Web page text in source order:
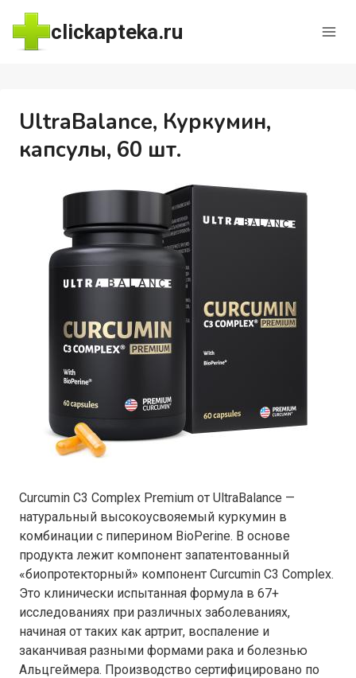
Перейти
содержимому
clickapteka.ru
UltraBalance, Куркумин,
капсулы, 60 шт.
Curcumin C3 Complex Premium от UltraBalance —
натуральный высокоусвояемый куркумин в
комбинации с пиперином BioPerine. В основе
продукта лежит компонент запатентованный
«биопротекторный» компонент Curcumin C3 Complex.
Это клинически испытанная формула в 67+
исследованиях при различных заболеваниях,
начиная от таких как артрит, воспаление и
заканчивая разными формами рака и болезнью
Альцгеймера. Производство сертифицировано по